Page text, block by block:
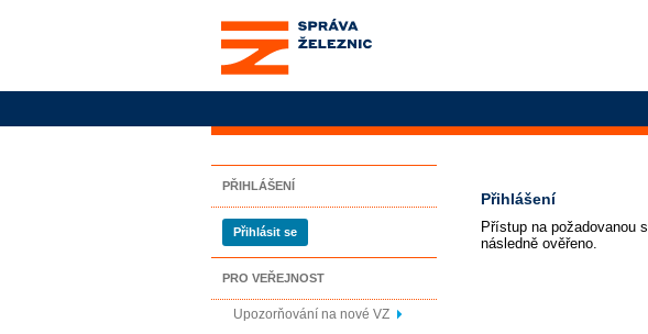
Správa železnic, státní
organizace
PŘIHLÁŠENÍ
Přihlásit se
PRO VEŘEJNOST
Upozorňování na nové VZ
Přihlášení
Přístup na požadovanou
následně ověřeno.